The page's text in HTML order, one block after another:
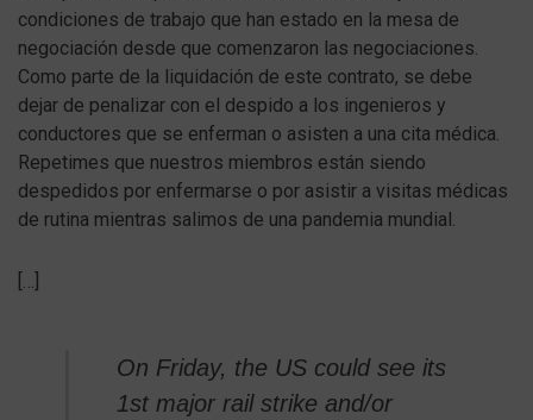
condiciones de trabajo que han estado en la mesa de
negociación desde que comenzaron las negociaciones.
Como parte de la liquidación de este contrato, se debe
dejar de penalizar con el despido a los ingenieros y
conductores que se enferman o asisten a una cita médica.
Repetimes que nuestros miembros están siendo
despedidos por enfermarse o por asistir a visitas médicas
de rutina mientras salimos de una pandemia mundial.
[…]
On Friday, the US could see its
1st major rail strike and/or